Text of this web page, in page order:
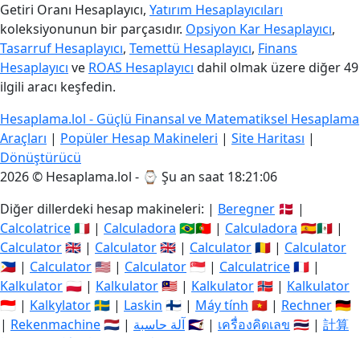
Getiri Oranı Hesaplayıcı, Yatırım Hesaplayıcıları
koleksiyonunun bir parçasıdır. Opsiyon Kar Hesaplayıcı,
Tasarruf Hesaplayıcı, Temettü Hesaplayıcı, Finans
Hesaplayıcı ve ROAS Hesaplayıcı dahil olmak üzere diğer 49
ilgili aracı keşfedin.
Hesaplama.lol - Güçlü Finansal ve Matematiksel Hesaplama
Araçları | Popüler Hesap Makineleri | Site Haritası |
Dönüştürücü
2026 © Hesaplama.lol - ⌚ Şu an saat 18:21:07
Diğer dillerdeki hesap makineleri: | Beregner 🇩🇰 |
Calcolatrice🇮🇹 | Calculadora 🇧🇷🇵🇹 | Calculadora 🇪🇸🇲🇽 |
Calculator🇬🇧 | Calculator🇬🇧 | Calculator🇷🇴 | Calculator
🇵🇭 | Calculator🇺🇸 | Calculator🇸🇬 | Calculatrice🇫🇷 |
Kalkulator🇵🇱 | Kalkulator🇲🇾 | Kalkulator🇳🇴 | Kalkulator
🇮🇩 | Kalkylator🇸🇪 | Laskin 🇫🇮 | Máy tính 🇻🇳 | Rechner🇩🇪
| Rekenmachine🇳🇱 | آلة حاسبة🇸🇦 | เครื่องคิดเลข 🇹🇭 | 計算